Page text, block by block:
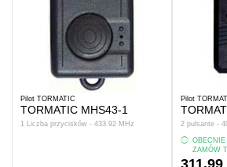
Pilot TORMATIC
TORMATIC MHS43-1
1 Liczba przycisków - 433.92 MHz
Pilot
2 pulsante -
OBECNIE
ZAMÓW
311,99